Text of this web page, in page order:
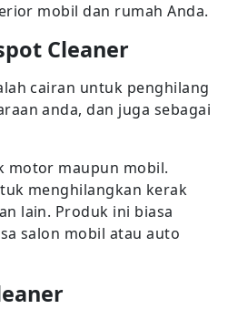
mobil dan rumah Anda.
Cleaner
cairan untuk penghilang
anda, dan juga sebagai
motor maupun mobil.
menghilangkan kerak
lain. Produk ini biasa
salon mobil atau auto